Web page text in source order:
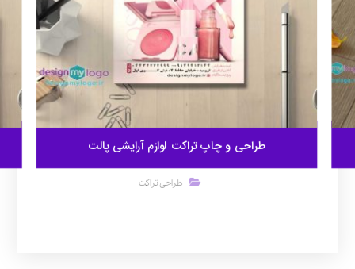
طراحی و چاپ تراکت لوازم آرایشی پالت
طراحی تراکت